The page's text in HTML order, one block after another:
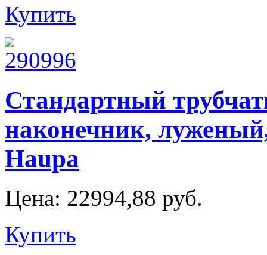
Купить
Стандартный
наконечник,
Haupa
Цена: 22994,88 руб.
Купить